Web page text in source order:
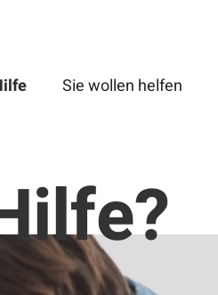
Sie wollen helfen